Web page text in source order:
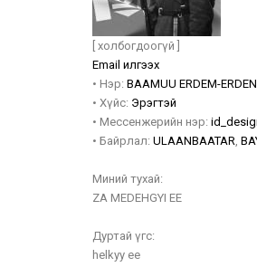
[ холбогдоогүй ]
Email илгээх
• Нэр: BAAMUU ERDEM-
• Хүйс: Эрэгтэй
• Мессенжерийн нэр:
• Байрлал: ULAANBAATAR,
Миний тухай:
ZA MEDEHGYI EE
Дуртай үгс:
helkyy ee